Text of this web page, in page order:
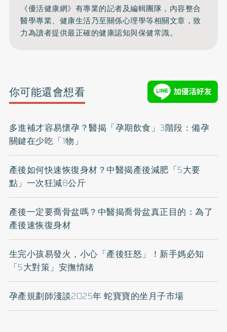
《優活健康網》有專業的記者及編輯團隊，內容整合
醫學專業、健康生活乃至關係心理學等相關文章，致
力為讀者提供最正確的健康認知與保健常識。
你可能還會想看
多進補才容易懷孕？醫揭「孕期飲食」3階段：備孕
關鍵在少吃「1物」
產後如何快速恢復身材？中醫揭產後減肥「5大要
點」一次狂減8公斤
產後一定要喬骨盆嗎？中醫揭喬骨盆真正目的：為了
產後速恢復身材
生完小孩易發火，小心「產後狂怒」！新手媽必知
「5大對策」安撫情緒
孕產規劃師淺談2025年 蛇寶寶的坐月子市場